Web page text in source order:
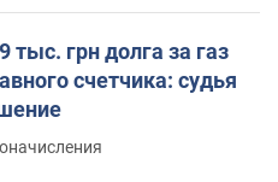
грн долга за газ
счетчика: судья